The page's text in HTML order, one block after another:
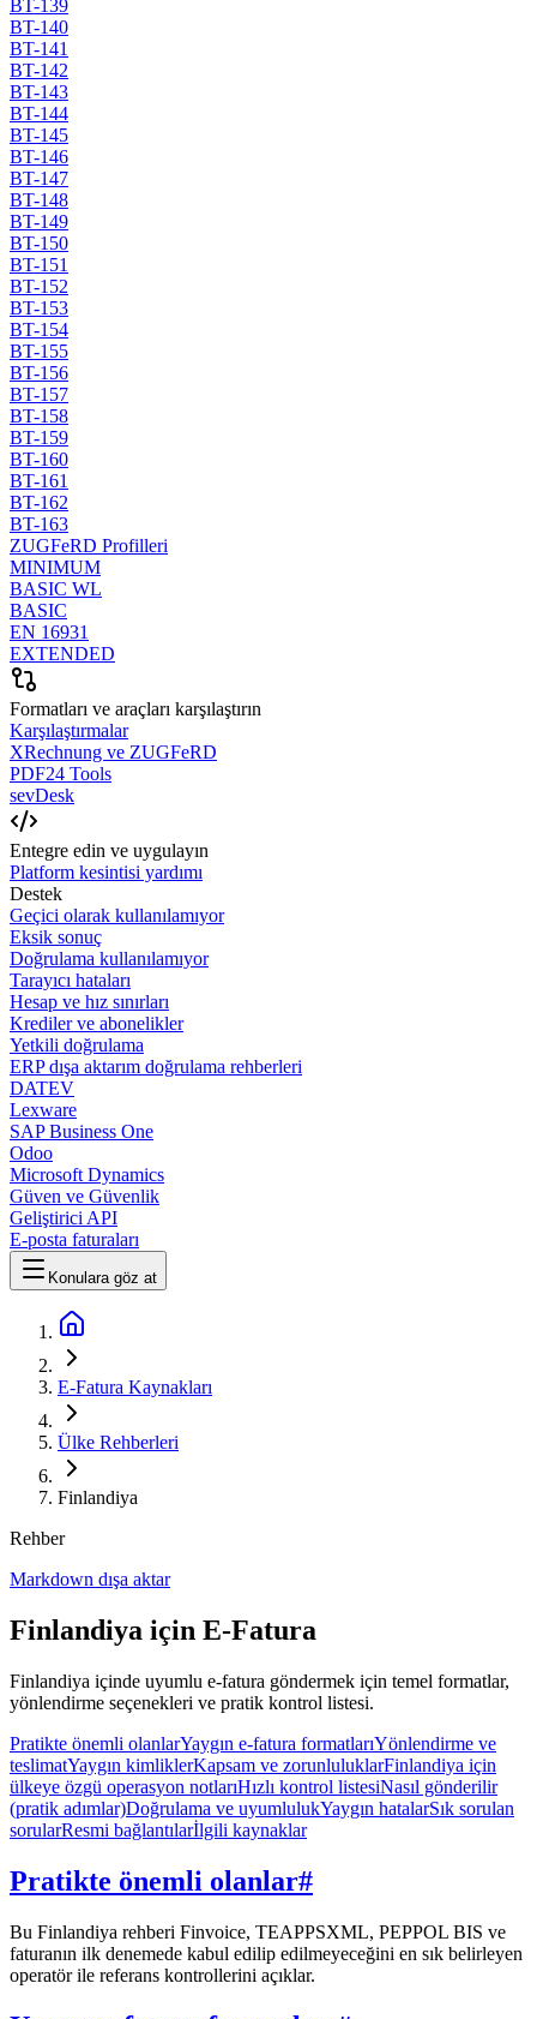
BT-139
BT-140
BT-141
BT-142
BT-143
BT-144
BT-145
BT-146
BT-147
BT-148
BT-149
BT-150
BT-151
BT-152
BT-153
BT-154
BT-155
BT-156
BT-157
BT-158
BT-159
BT-160
BT-161
BT-162
BT-163
ZUGFeRD Profilleri
MINIMUM
BASIC WL
BASIC
EN 16931
EXTENDED
Formatları ve araçları karşılaştırın
Karşılaştırmalar
XRechnung ve ZUGFeRD
PDF24 Tools
sevDesk
Entegre edin ve uygulayın
Platform kesintisi yardımı
Destek
Geçici olarak kullanılamıyor
Eksik sonuç
Doğrulama kullanılamıyor
Tarayıcı hataları
Hesap ve hız sınırları
Krediler ve abonelikler
Yetkili doğrulama
ERP dışa aktarım doğrulama rehberleri
DATEV
Lexware
SAP Business One
Odoo
Microsoft Dynamics
Güven ve Güvenlik
Geliştirici API
E-posta faturaları
Konulara göz at
E-Fatura Kaynakları
Ülke Rehberleri
Finlandiya
Rehber
Markdown dışa aktar
Finlandiya için E-Fatura
Finlandiya içinde uyumlu e-fatura göndermek için temel formatlar,
yönlendirme seçenekleri ve pratik kontrol listesi.
Pratikte önemli olanlarYaygın e-fatura formatlarıYönlendirme ve
teslimatYaygın kimliklerKapsam ve zorunluluklarFinlandiya için
ülkeye özgü operasyon notlarıHızlı kontrol listesiNasıl gönderilir
(pratik adımlar)Doğrulama ve uyumlulukYaygın hatalarSık sorulan
sorularResmi bağlantılarİlgili kaynaklar
Pratikte önemli olanlar#
Bu Finlandiya rehberi Finvoice, TEAPPSXML, PEPPOL BIS ve
faturanın ilk denemede kabul edilip edilmeyeceğini en sık belirleyen
operatör ile referans kontrollerini açıklar.